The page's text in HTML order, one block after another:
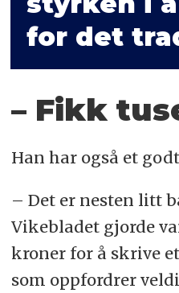
for det
– Fikk
Han har også et
– Det er nesten litt
Vikebladet gjorde
kroner for å skrive
som oppfordrer